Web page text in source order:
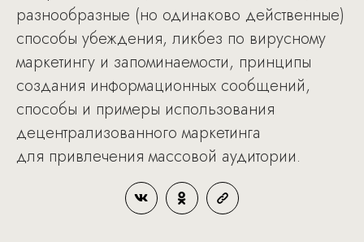
разнообразные (но одинаково действенные)
способы убеждения, ликбез по вирусному
маркетингу и запоминаемости, принципы
создания информационных сообщений,
способы и примеры использования
децентрализованного маркетинга
для привлечения массовой аудитории.